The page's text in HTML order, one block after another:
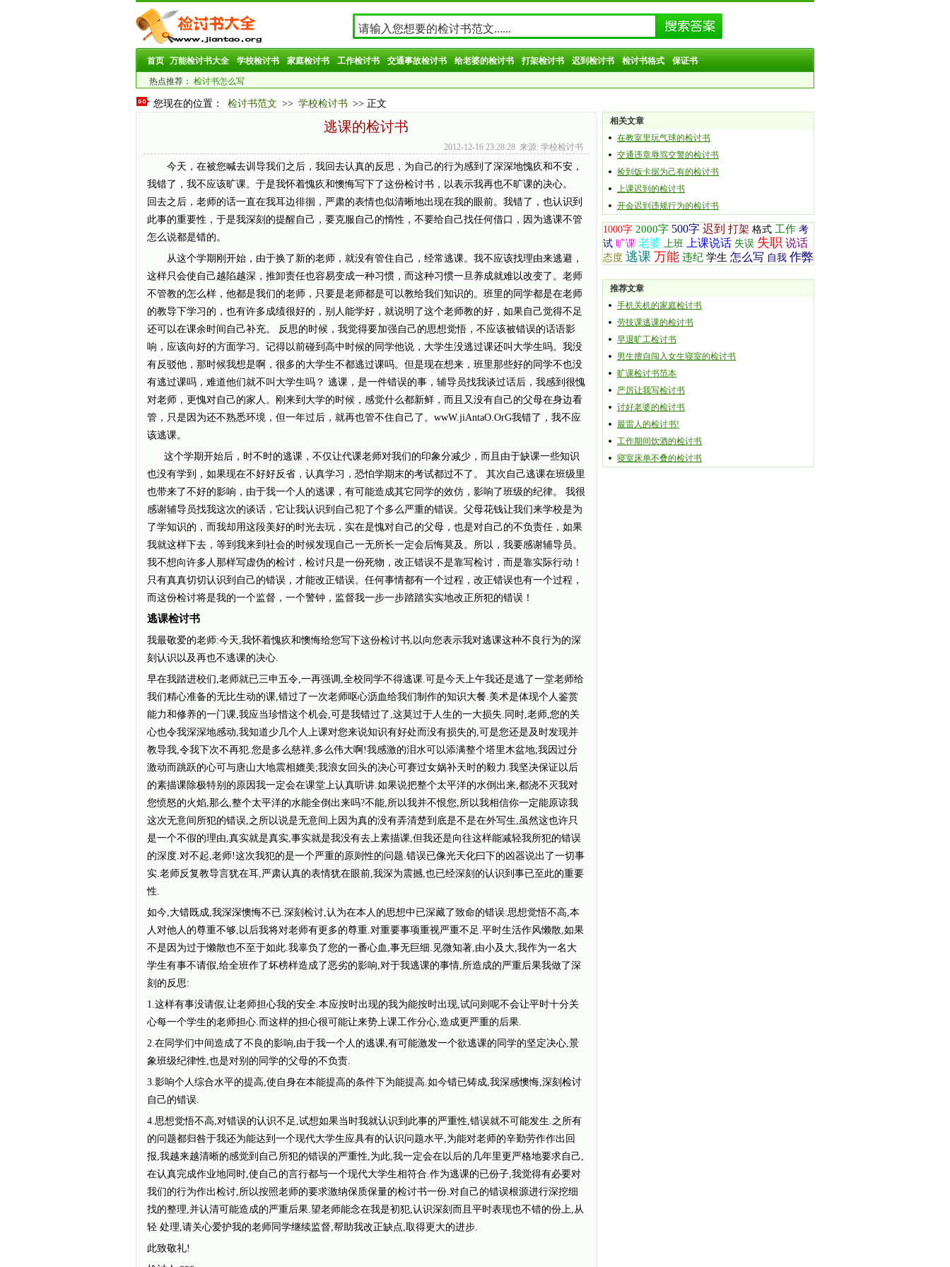
首页 万能检讨书大全 学校检讨书 家庭检讨书 工作检讨书 交通事故检讨书 给老婆的检讨书 打架检讨书 迟到检讨书 检讨书格式 保证书
热点推荐： 检讨书怎么写
您现在的位置： 检讨书范文 >> 学校检讨书 >> 正文
逃课的检讨书
2012-12-16 23:28:28 来源: 学校检讨书
今天，在被您喊去训导我们之后，我回去认真的反思，为自己的行为感到了深深地愧疚和不安，
我错了，我不应该旷课。于是我怀着愧疚和懊悔写下了这份检讨书，以表示我再也不旷课的决心。
回去之后，老师的话一直在我耳边徘徊，严肃的表情也似清晰地出现在我的眼前。我错了，也认识到
此事的重要性，于是我深刻的提醒自己，要克服自己的惰性，不要给自己找任何借口，因为逃课不管
怎么说都是错的。
从这个学期刚开始，由于换了新的老师，就没有管住自己，经常逃课。我不应该找理由来逃避，
这样只会使自己越陷越深，推卸责任也容易变成一种习惯，而这种习惯一旦养成就难以改变了。老师
不管教的怎么样，他都是我们的老师，只要是老师都是可以教给我们知识的。班里的同学都是在老师
的教导下学习的，也有许多成绩很好的，别人能学好，就说明了这个老师教的好，如果自己觉得不足
还可以在课余时间自己补充。 反思的时候，我觉得要加强自己的思想觉悟，不应该被错误的话语影
响，应该向好的方面学习。记得以前碰到高中时候的同学他说，大学生没逃过课还叫大学生吗。我没
有反驳他，那时候我想是啊，很多的大学生不都逃过课吗。但是现在想来，班里那些好的同学不也没
有逃过课吗，难道他们就不叫大学生吗？ 逃课，是一件错误的事，辅导员找我谈过话后，我感到很愧
对老师，更愧对自己的家人。刚来到大学的时候，感觉什么都新鲜，而且又没有自己的父母在身边看
管，只是因为还不熟悉环境，但一年过后，就再也管不住自己了。wwW.jiAntaO.OrG我错了，我不应
该逃课。
这个学期开始后，时不时的逃课，不仅让代课老师对我们的印象分减少，而且由于缺课一些知识
也没有学到，如果现在不好好反省，认真学习，恐怕学期末的考试都过不了。 其次自己逃课在班级里
也带来了不好的影响，由于我一个人的逃课，有可能造成其它同学的效仿，影响了班级的纪律。 我很
感谢辅导员找我这次的谈话，它让我认识到自己犯了个多么严重的错误。父母花钱让我们来学校是为
了学知识的，而我却用这段美好的时光去玩，实在是愧对自己的父母，也是对自己的不负责任，如果
我就这样下去，等到我来到社会的时候发现自己一无所长一定会后悔莫及。所以，我要感谢辅导员。
我不想向许多人那样写虚伪的检讨，检讨只是一份死物，改正错误不是靠写检讨，而是靠实际行动！
只有真真切切认识到自己的错误，才能改正错误。任何事情都有一个过程，改正错误也有一个过程，
而这份检讨将是我的一个监督，一个警钟，监督我一步一步踏踏实实地改正所犯的错误！
逃课检讨书
我最敬爱的老师:今天,我怀着愧疚和懊悔给您写下这份检讨书,以向您表示我对逃课这种不良行为的深
刻认识以及再也不逃课的决心.
早在我踏进校们,老师就已三申五令,一再强调,全校同学不得逃课.可是今天上午我还是逃了一堂老师给
我们精心准备的无比生动的课,错过了一次老师呕心沥血给我们制作的知识大餐.美术是体现个人鉴赏
能力和修养的一门课,我应当珍惜这个机会,可是我错过了,这莫过于人生的一大损失.同时,老师,您的关
心也令我深深地感动,我知道少几个人上课对您来说知识有好处而没有损失的,可是您还是及时发现并
教导我,令我下次不再犯.您是多么慈祥,多么伟大啊!我感激的泪水可以添满整个塔里木盆地;我因过分
激动而跳跃的心可与唐山大地震相媲美;我浪女回头的决心可赛过女娲补天时的毅力.我坚决保证以后
的素描课除极特别的原因我一定会在课堂上认真听讲.如果说把整个太平洋的水倒出来,都浇不灭我对
您愤怒的火焰,那么,整个太平洋的水能全倒出来吗?不能,所以我并不恨您,所以我相信你一定能原谅我
这次无意间所犯的错误,之所以说是无意间上因为真的没有弄清楚到底是不是在外写生,虽然这也许只
是一个不假的理由,真实就是真实,事实就是我没有去上素描课,但我还是向往这样能减轻我所犯的错误
的深度.对不起,老师!这次我犯的是一个严重的原则性的问题.错误已像光天化曰下的凶器说出了一切事
实.老师反复教导言犹在耳,严肃认真的表情犹在眼前,我深为震撼,也已经深刻的认识到事已至此的重要
性.
如今,大错既成,我深深懊悔不已.深刻检讨,认为在本人的思想中已深藏了致命的错误:思想觉悟不高,本
人对他人的尊重不够,以后我将对老师有更多的尊重.对重要事项重视严重不足.平时生活作风懒散,如果
不是因为过于懒散也不至于如此.我辜负了您的一番心血,事无巨细.见微知著,由小及大,我作为一名大
学生有事不请假,给全班作了坏榜样造成了恶劣的影响,对于我逃课的事情,所造成的严重后果我做了深
刻的反思:
1.这样有事没请假,让老师担心我的安全.本应按时出现的我为能按时出现,试问则呢不会让平时十分关
心每一个学生的老师担心.而这样的担心很可能让来势上课工作分心,造成更严重的后果.
2.在同学们中间造成了不良的影响,由于我一个人的逃课,有可能激发一个欲逃课的同学的坚定决心,景
象班级纪律性,也是对别的同学的父母的不负责.
3.影响个人综合水平的提高,使自身在本能提高的条件下为能提高.如今错已铸成,我深感懊悔,深刻检讨
自己的错误.
4.思想觉悟不高,对错误的认识不足,试想如果当时我就认识到此事的严重性,错误就不可能发生.之所有
的问题都归咎于我还为能达到一个现代大学生应具有的认识问题水平,为能对老师的辛勤劳作作出回
报,我越来越清晰的感觉到自己所犯的错误的严重性,为此,我一定会在以后的几年里更严格地要求自己,
在认真完成作业地同时,使自己的言行都与一个现代大学生相符合.作为逃课的已份子,我觉得有必要对
我们的行为作出检讨,所以按照老师的要求激纳保质保量的检讨书一份.对自己的错误根源进行深挖细
找的整理,并认清可能造成的严重后果.望老师能念在我是初犯,认识深刻而且平时表现也不错的份上,从
轻 处理,请关心爱护我的老师同学继续监督,帮助我改正缺点,取得更大的进步.
此致敬礼!
相关文章
在教室里玩气球的检讨书
交通违章辱骂交警的检讨书
捡到饭卡据为己有的检讨书
上课迟到的检讨书
开会迟到违规行为的检讨书
1000字 2000字 500字 迟到 打架 格式 工作 考
试 旷课 老婆 上班 上课说话 失误 失职 说话
态度 逃课 万能 违纪 学生 怎么写 自我 作弊
推荐文章
手机关机的家庭检讨书
劳技课逃课的检讨书
早退旷工检讨书
男生擅自闯入女生寝室的检讨书
旷课检讨书范本
严厉让我写检讨书
讨好老婆的检讨书
最雷人的检讨书!
工作期间饮酒的检讨书
寝室床单不叠的检讨书